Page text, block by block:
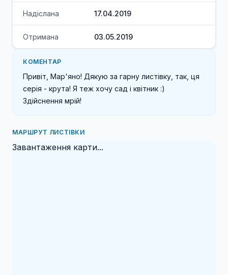
Надіслана 17.04.2019
Отримана 03.05.2019
КОМЕНТАР
Привіт, Мар'яно! Дякую за гарну листівку, так, ця
серія - крута! Я теж хочу сад і квітник :)
Здійснення мрій!
МАРШРУТ ЛИСТІВКИ
Завантаження карти...